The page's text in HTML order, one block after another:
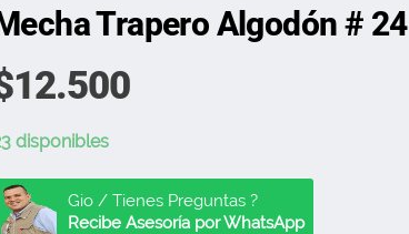
Trapero Algodón # 24
12.500
disponibles
Gio / Tienes Preguntas ?
Recibe Asesoría por WhatsApp